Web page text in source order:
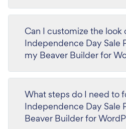
Can I customize the look
Independence Day Sale
my Beaver Builder for
What steps do I need to
Independence Day Sale
Beaver Builder for